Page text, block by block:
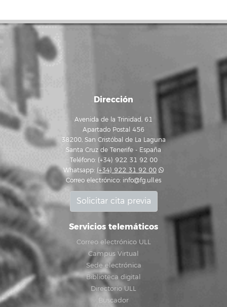
Dirección
Avenida de la Trinidad, 61
Apartado Postal 456
38200, San Cristóbal de La Laguna
Santa Cruz de Tenerife - España
Teléfono: (+34) 922 31 92 00
Whatsapp: (+34) 922 31 92 00
Correo electrónico: info@fg.ull.es
Solicitar cita previa
Servicios telemáticos
Correo electrónico ULL
Campus Virtual
Sede electrónica
Biblioteca digital
Directorio ULL
Buscador